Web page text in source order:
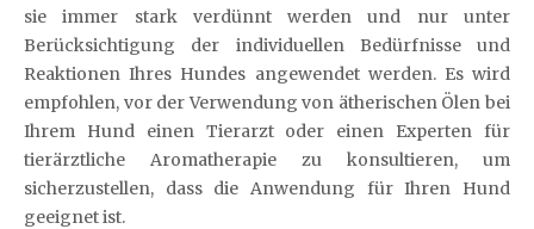
sie immer stark verdünnt werden und nur unter
Berücksichtigung der individuellen Bedürfnisse und
Reaktionen Ihres Hundes angewendet werden. Es wird
empfohlen, vor der Verwendung von ätherischen Ölen bei
Ihrem Hund einen Tierarzt oder einen Experten für
tierärztliche Aromatherapie zu konsultieren, um
sicherzustellen, dass die Anwendung für Ihren Hund
geeignet ist.